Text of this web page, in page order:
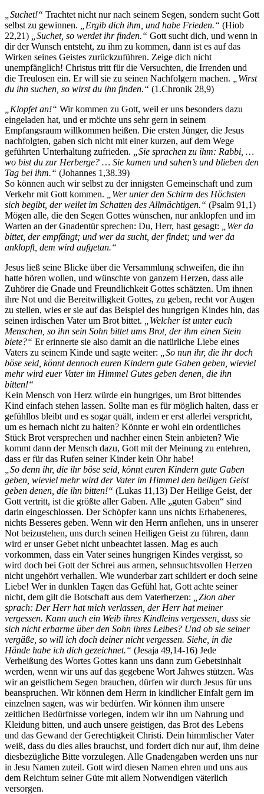
„Suchet!“ Trachtet nicht nur nach seinem Segen, sondern sucht Gott
selbst zu gewinnen.
„Ergib dich ihm, und habe Frieden.“ (Hiob
22,21)
„Suchet, so werdet ihr finden.“ Gott sucht dich, und wenn in
dir der Wunsch entsteht, zu ihm zu kommen, dann ist es auf das
Wirken seines Geistes zurückzuführen. Zeige dich nicht
unempfänglich! Christus tritt für die Versuchten, die Irrenden und
die Treulosen ein. Er will sie zu seinen Nachfolgern machen.
„Wirst
du ihn suchen, so wirst du ihn finden.“ (1.Chronik 28,9)
„Klopfet an!“ Wir kommen zu Gott, weil er uns besonders dazu
eingeladen hat, und er möchte uns sehr gern in seinem
Empfangsraum willkommen heißen. Die ersten Jünger, die Jesus
nachfolgten, gaben sich nicht mit einer kurzen, auf dem Wege
geführten Unterhaltung zufrieden.
„Sie sprachen zu ihm: Rabbi, …
wo bist du zur Herberge? … Sie kamen und sahen’s und blieben den
Tag bei ihm.“ (Johannes 1,38.39)
So können auch wir selbst zu der innigsten Gemeinschaft und zum
Verkehr mit Gott kommen.
„Wer unter den Schirm des Höchsten
sich begibt, der weilet im Schatten des Allmächtigen.“ (Psalm 91,1)
Mögen alle, die den Segen Gottes wünschen, nur anklopfen und im
Warten an der Gnadentür sprechen: Du, Herr, hast gesagt:
„Wer da
bittet, der empfängt; und wer da sucht, der findet; und wer da
anklopft, dem wird aufgetan.“
Jesus ließ seine Blicke über die Versammlung schweifen, die ihn
hatte hören wollen, und wünschte von ganzem Herzen, dass alle
Zuhörer die Gnade und Freundlichkeit Gottes schätzten. Um ihnen
ihre Not und die Bereitwilligkeit Gottes, zu geben, recht vor Augen
zu stellen, wies er sie auf das Beispiel des hungrigen Kindes hin, das
seinen irdischen Vater um Brot bittet.
„Welcher ist unter euch
Menschen, so ihn sein Sohn bittet ums Brot, der ihm einen Stein
biete?“ Er erinnerte sie also damit an die natürliche Liebe eines
Vaters zu seinem Kinde und sagte weiter:
„So nun ihr, die ihr doch
böse seid, könnt dennoch euren Kindern gute Gaben geben, wieviel
mehr wird euer Vater im Himmel Gutes geben denen, die ihn
bitten!“
Kein Mensch von Herz würde ein hungriges, um Brot bittendes
Kind einfach stehen lassen. Sollte man es für möglich halten, dass er
gefühllos bleibt und es sogar quält, indem er erst allerlei verspricht,
um es hernach nicht zu halten? Könnte er wohl ein ordentliches
Stück Brot versprechen und nachher einen Stein anbieten? Wie
kommt dann der Mensch dazu, Gott mit der Meinung zu entehren,
dass er für das Rufen seiner Kinder kein Ohr habe!
„So denn ihr, die ihr böse seid, könnt euren Kindern gute Gaben
geben, wieviel mehr wird der Vater im Himmel den heiligen Geist
geben denen, die ihn bitten!“ (Lukas 11,13) Der Heilige Geist, der
Gott vertritt, ist die größte aller Gaben. Alle „guten Gaben“ sind
darin eingeschlossen. Der Schöpfer kann uns nichts Erhabeneres,
nichts Besseres geben. Wenn wir den Herrn anflehen, uns in unserer
Not beizustehen, uns durch seinen Heiligen Geist zu führen, dann
wird er unser Gebet nicht unbeachtet lassen. Mag es auch
vorkommen, dass ein Vater seines hungrigen Kindes vergisst, so
wird doch bei Gott der Schrei aus armen, sehnsuchtsvollen Herzen
nicht ungehört verhallen. Wie wunderbar zart schildert er doch seine
Liebe! Wer in dunklen Tagen das Gefühl hat, Gott achte seiner
nicht, dem gilt die Botschaft aus dem Vaterherzen:
„Zion aber
sprach: Der Herr hat mich verlassen, der Herr hat meiner
vergessen. Kann auch ein Weib ihres Kindleins vergessen, dass sie
sich nicht erbarme über den Sohn ihres Leibes? Und ob sie seiner
vergäße, so will ich doch deiner nicht vergessen. Siehe, in die
Hände habe ich dich gezeichnet.“ (Jesaja 49,14-16) Jede
Verheißung des Wortes Gottes kann uns dann zum Gebetsinhalt
werden, wenn wir uns auf das gegebene Wort Jahwes stützen. Was
wir an geistlichem Segen brauchen, dürfen wir durch Jesus für uns
beanspruchen. Wir können dem Herrn in kindlicher Einfalt gern im
einzelnen sagen, was wir bedürfen. Wir können ihm unsere
zeitlichen Bedürfnisse vorlegen, indem wir ihn um Nahrung und
Kleidung bitten, und auch unsere geistigen, das Brot des Lebens
und das Gewand der Gerechtigkeit Christi. Dein himmlischer Vater
weiß, dass du dies alles brauchst, und fordert dich nur auf, ihm deine
diesbezügliche Bitte vorzulegen. Alle Gnadengaben werden uns nur
in Jesu Namen zuteil. Gott wird diesen Namen ehren und uns aus
dem Reichtum seiner Güte mit allem Notwendigen väterlich
versorgen.